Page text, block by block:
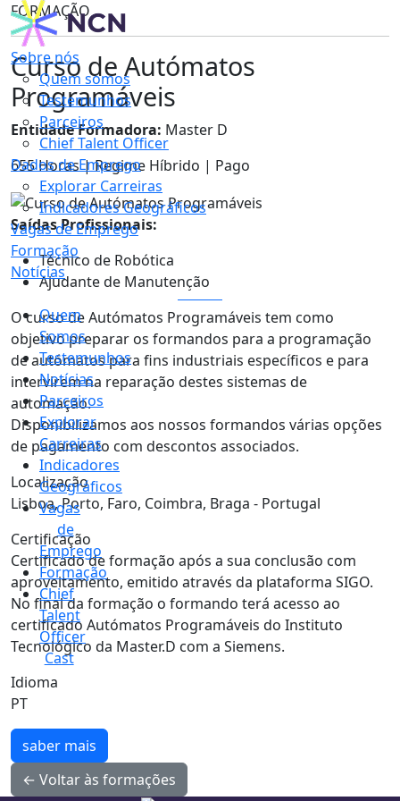
Sobre nós
Quem somos
Testemunhos
Parceiros
Chief Talent Officer
Dados de Emprego
Explorar Carreiras
Indicadores Geográficos
Vagas de Emprego
Formação
Notícias
LOGIN
Quem
Somos
Testemunhos
Notícias
Parceiros
Explorar
Carreiras
Indicadores
Geográficos
Vagas
de
Emprego
Formação
Chief
Talent
Officer
Cast
FORMAÇÃO
Curso de Autómatos
Programáveis
Entidade Formadora: Master D
655 Horas | Regime Híbrido | Pago
Saídas Profissionais:
Técnico de Robótica
Ajudante de Manutenção
O curso de Autómatos Programáveis tem como
objetivo preparar os formandos para a programação
de autómatos para fins industriais específicos e para
intervirem na reparação destes sistemas de
automação.
Disponibilizamos aos nossos formandos várias opções
de pagamento com descontos associados.
Localização
Lisboa, Porto, Faro, Coimbra, Braga - Portugal
Certificação
Certificado de formação após a sua conclusão com
aproveitamento, emitido através da plataforma SIGO.
No final da formação o formando terá acesso ao
certificado Autómatos Programáveis do Instituto
Tecnológico da Master.D com a Siemens.
Idioma
PT
saber mais
← Voltar às formações